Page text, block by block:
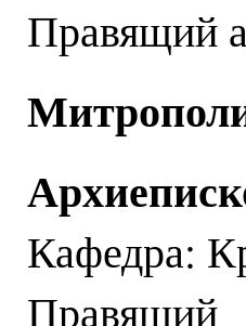
Правящий
Кафедра: